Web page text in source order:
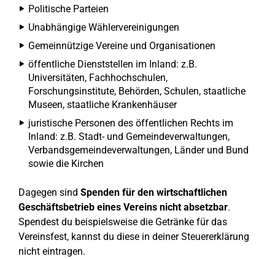
Politische Parteien
Unabhängige Wählervereinigungen
Gemeinnützige Vereine und Organisationen
öffentliche Dienststellen im Inland: z.B.
Universitäten, Fachhochschulen,
Forschungsinstitute, Behörden, Schulen, staatliche
Museen, staatliche Krankenhäuser
juristische Personen des öffentlichen Rechts im
Inland: z.B. Stadt- und Gemeindeverwaltungen,
Verbandsgemeindeverwaltungen, Länder und Bund
sowie die Kirchen
Dagegen sind Spenden für den wirtschaftlichen
Geschäftsbetrieb eines Vereins nicht absetzbar.
Spendest du beispielsweise die Getränke für das
Vereinsfest, kannst du diese in deiner Steuererklärung
nicht eintragen.